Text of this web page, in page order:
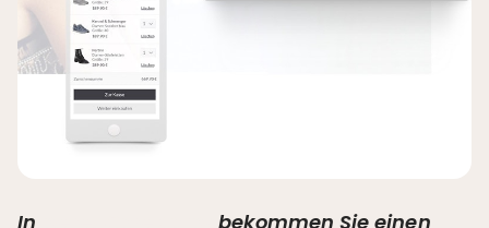
In
bekommen Sie einen